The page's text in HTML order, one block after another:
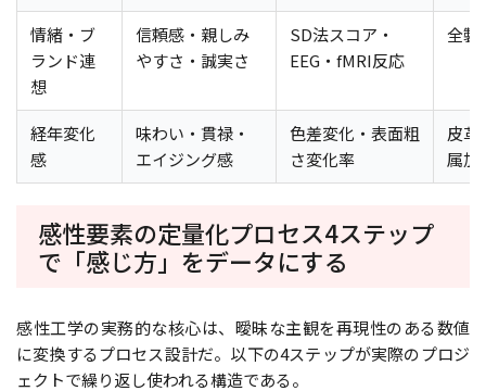
情緒・ブ
ランド連
想
信頼感・親しみ
やすさ・誠実さ
SD法スコア・
EEG・fMRI反応
全製
経年変化
感
味わい・貫禄・
エイジング感
色差変化・表面粗
さ変化率
皮革
属加
感性要素の定量化プロセス――4ステップ
で「感じ方」をデータにする
感性工学の実務的な核心は、曖昧な主観を再現性のある数値
に変換するプロセス設計だ。以下の4ステップが実際のプロジ
ェクトで繰り返し使われる構造である。